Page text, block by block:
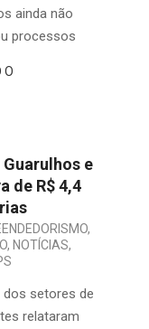
ainda não
processos
e
de R$ 4,4
,
, NOTÍCIAS,
dos setores de
relataram